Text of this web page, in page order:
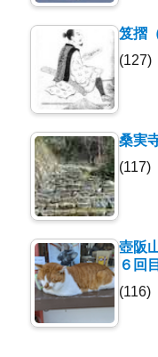
笈摺
(127)
桑実
(117)
壺阪
６回目
(116)